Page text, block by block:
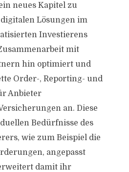
neues Kapitel zu
Lösungen im
Investierens
mit
hin optimiert und
Order-, Reporting- und
Anbieter
an. Diese
Bedürfnisse des
wie zum Beispiel die
angepasst
damit ihr